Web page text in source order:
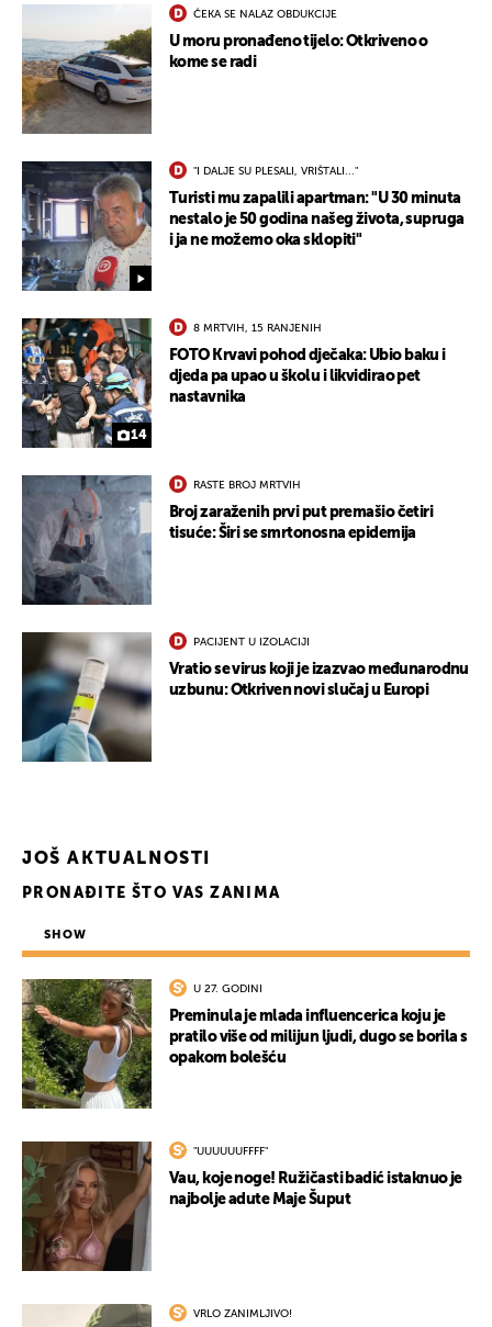
ČEKA SE NALAZ OBDUKCIJE
U moru pronađeno tijelo: Otkriveno o
kome se radi
"I DALJE SU PLESALI, VRIŠTALI..."
Turisti mu zapalili apartman: "U 30 minuta
nestalo je 50 godina našeg života, supruga
i ja ne možemo oka sklopiti"
14
8 MRTVIH, 15 RANJENIH
FOTO Krvavi pohod dječaka: Ubio baku i
djeda pa upao u školu i likvidirao pet
nastavnika
RASTE BROJ MRTVIH
Broj zaraženih prvi put premašio četiri
tisuće: Širi se smrtonosna epidemija
PACIJENT U IZOLACIJI
Vratio se virus koji je izazvao međunarodnu
uzbunu: Otkriven novi slučaj u Europi
JOŠ AKTUALNOSTI
PRONAĐITE ŠTO VAS ZANIMA
SHOW
U 27. GODINI
Preminula je mlada influencerica koju je
pratilo više od milijun ljudi, dugo se borila s
opakom bolešću
"UUUUUUFFFF"
Vau, koje noge! Ružičasti badić istaknuo je
najbolje adute Maje Šuput
VRLO ZANIMLJIVO!
UKLJUČITE NOTIFIKACIJE